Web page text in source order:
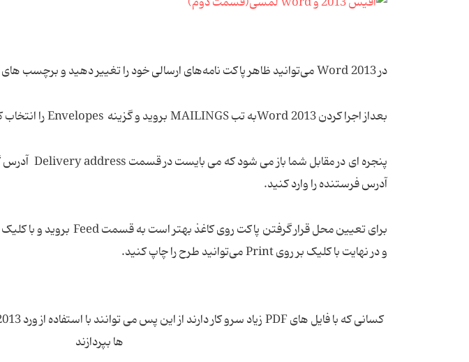
در Word 2013 می‌توانید ظاهر پاکت نامه‌های ارسالی خود را تغییر دهید و برچسب های مورد نیاز خود را ایجاد کنید.
بعداز اجرا کردن Word 2013به تب MAILINGS بروید و گزینه Envelopes را انتخاب کنید.
آدرس فرستنده را وارد کنید.
و در نهایت با کلیک بر روی Print می‌توانید طرح را چاپ کنید.
ها بپردازند